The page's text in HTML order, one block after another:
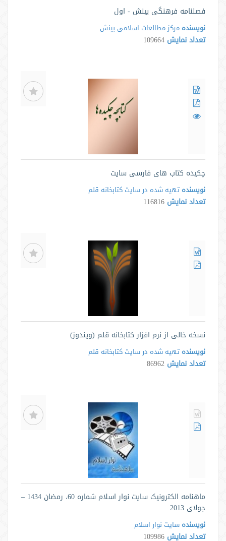
فصلنامه فرهنگی بینش - اول
نویسنده مرکز مطالعات اسلامی بینش
تعداد نمایش 109664
چکیده کتاب های فارسی سایت
نویسنده تهیه شده در سایت كتابخانه قلم
تعداد نمایش 116816
نسخه خالی از نرم افزار کتابخانه قلم (ویندوز)
نویسنده تهیه شده در سایت كتابخانه قلم
تعداد نمایش 86962
ماهنامه الکترونیک سایت نوار اسلام شماره 60، رمضان 1434 –
جولاى 2013
نویسنده سایت نوار اسلام
تعداد نمایش 109986